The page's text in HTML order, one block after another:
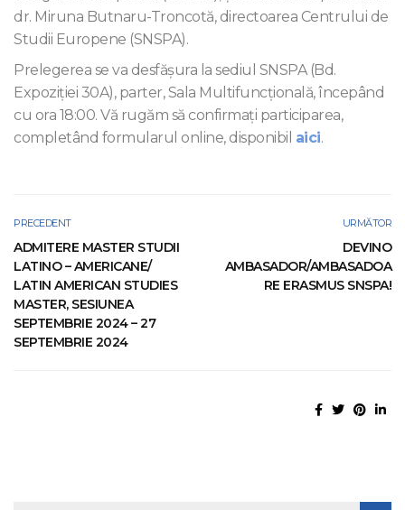
dr. Miruna Butnaru-Troncotă, directoarea Centrului de
Studii Europene (SNSPA).
Prelegerea se va desfășura la sediul SNSPA (Bd.
Expoziției 30A), parter, Sala Multifuncțională, începând
cu ora 18:00. Vă rugăm să confirmați participarea,
completând formularul online, disponibil aici.
PRECEDENT
ADMITERE MASTER STUDII
LATINO – AMERICANE/
LATIN AMERICAN STUDIES
MASTER, SESIUNEA
SEPTEMBRIE 2024 – 27
SEPTEMBRIE 2024
URMĂTOR
DEVINO
AMBASADOR/AMBASADOA
RE ERASMUS SNSPA!